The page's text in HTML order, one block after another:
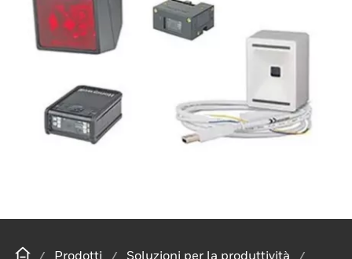
Prodotti
Soluzioni per la produttività